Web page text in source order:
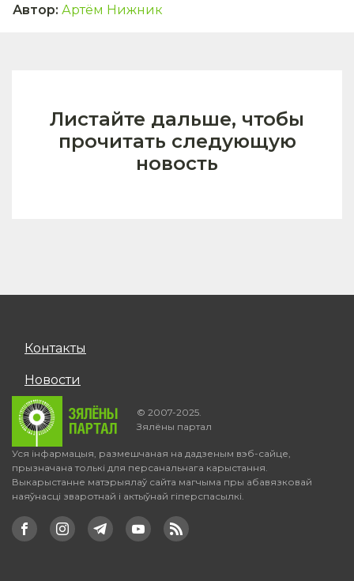
Автор: Артём Нижник
Листайте дальше, чтобы
прочитать следующую
новость
Контакты
Новости
© 2007-2025.
Зялёны партал
Уся інфармацыя, размешчаная на дадзеным вэб-сайце,
прызначана толькі для персанальнага карыстання.
Выкарыстанне матэрыялаў сайта магчыма пры абавязковай
наяўнасці зваротнай і актыўнай гіперспасылкі.